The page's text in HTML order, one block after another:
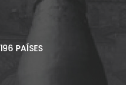
196 PAÍSES